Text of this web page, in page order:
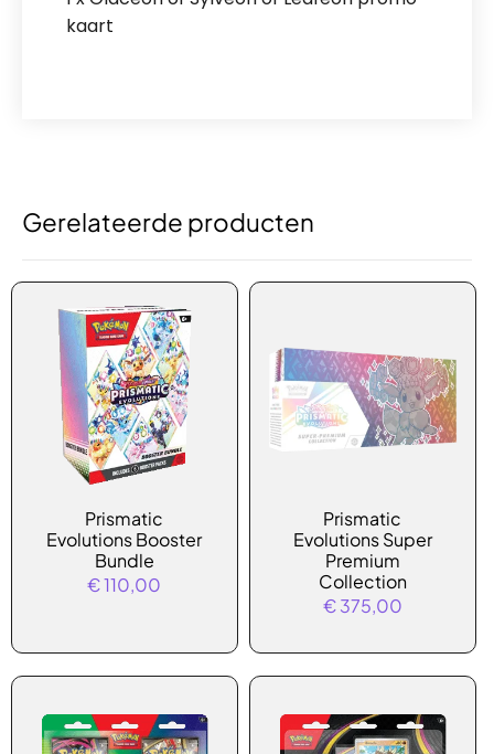
kaart
Gerelateerde producten
Prismatic
Evolutions Booster
Bundle
€110,00
Prismatic
Evolutions Super
Premium
Collection
€375,00